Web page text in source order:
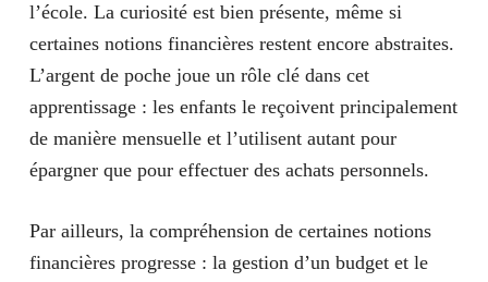
l’école. La curiosité est bien présente, même si
certaines notions financières restent encore abstraites.
L’argent de poche joue un rôle clé dans cet
apprentissage : les enfants le reçoivent principalement
de manière mensuelle et l’utilisent autant pour
épargner que pour effectuer des achats personnels.
Par ailleurs, la compréhension de certaines notions
financières progresse : la gestion d’un budget et le